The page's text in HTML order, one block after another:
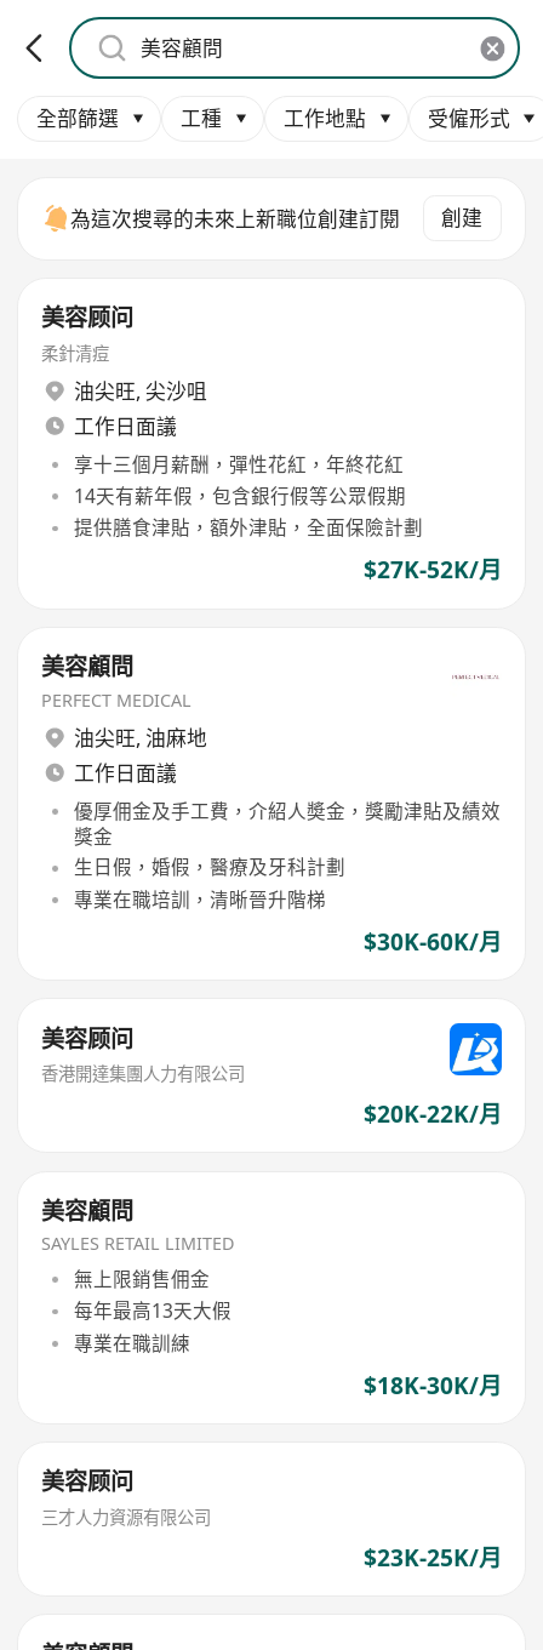
全部篩選 工種 工作地點 受僱形式
為這次搜尋的未來上新職位創建訂閱 創建
美容顾问
柔針清痘
油尖旺, 尖沙咀
工作日面議
享十三個月薪酬，彈性花紅，年終花紅
14天有薪年假，包含銀行假等公眾假期
提供膳食津貼，額外津貼，全面保險計劃
$27K-52K/月
美容顧問
PERFECT MEDICAL
油尖旺, 油麻地
工作日面議
優厚佣金及手工費，介紹人奬金，獎勵津貼及績效
獎金
生日假，婚假，醫療及牙科計劃
專業在職培訓，清晰晉升階梯
$30K-60K/月
美容顾问
香港開達集團人力有限公司
$20K-22K/月
美容顧問
SAYLES RETAIL LIMITED
無上限銷售佣金
每年最高13天大假
專業在職訓練
$18K-30K/月
美容顾问
三才人力資源有限公司
$23K-25K/月